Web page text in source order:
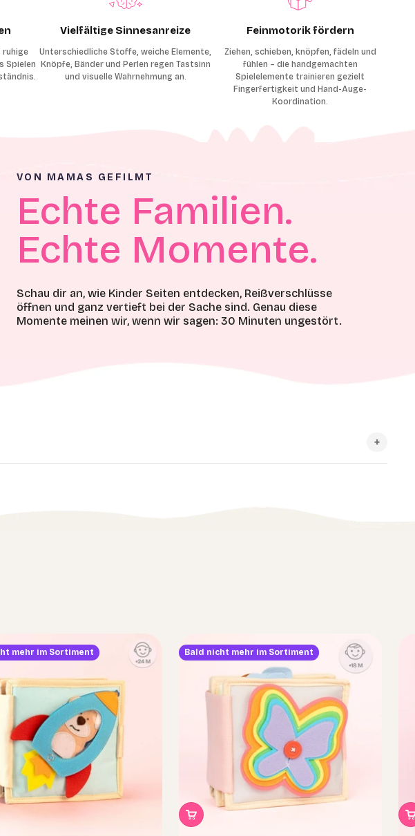
ruhige
Spielen
Vielfältige Sinnesanreize
Unterschiedliche Stoffe, weiche Elemente,
Knöpfe, Bänder und Perlen regen Tastsinn
und visuelle Wahrnehmung an.
Feinmotorik fördern
Ziehen, schieben, knöpfen, fädeln und
fühlen – die handgemachten
Spielelemente trainieren gezielt
Fingerfertigkeit und Hand-Auge-
Koordination.
VON MAMAS GEFILMT
Echte Familien.
Echte Momente.
Schau dir an, wie Kinder Seiten entdecken, Reißverschlüsse
öffnen und ganz vertieft bei der Sache sind. Genau diese
Momente meinen wir, wenn wir sagen: 30 Minuten ungestört.
mehr im Sortiment Bald nicht mehr im Sortiment